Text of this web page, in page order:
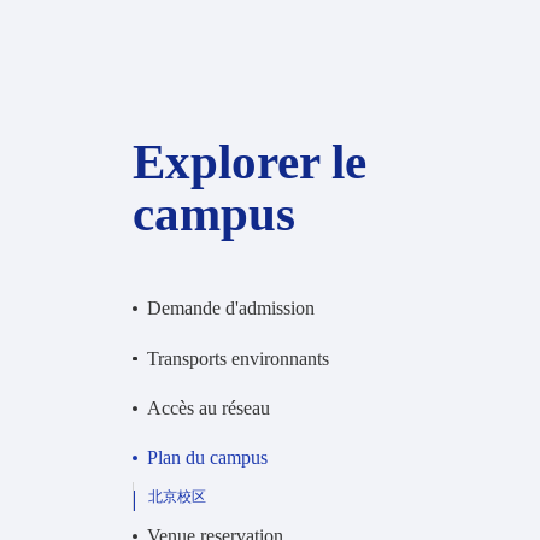
Explorer le
campus
Demande d'admission
Transports environnants
Accès au réseau
Plan du campus
北京校区
Venue reservation